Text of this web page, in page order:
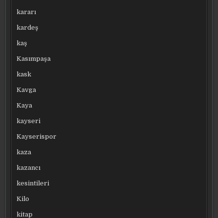
kararı
kardeş
kaş
Kasımpaşa
kask
Kavga
Kaya
kayseri
Kayserispor
kaza
kazancı
kesintileri
Kilo
kitap